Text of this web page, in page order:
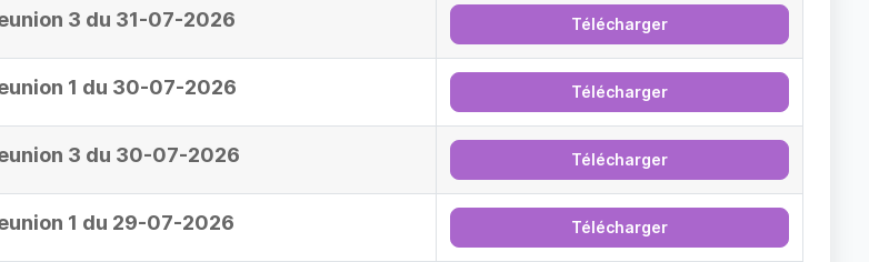
3 du 31-07-2026 Télécharger
1 du 30-07-2026 Télécharger
3 du 30-07-2026 Télécharger
1 du 29-07-2026 Télécharger